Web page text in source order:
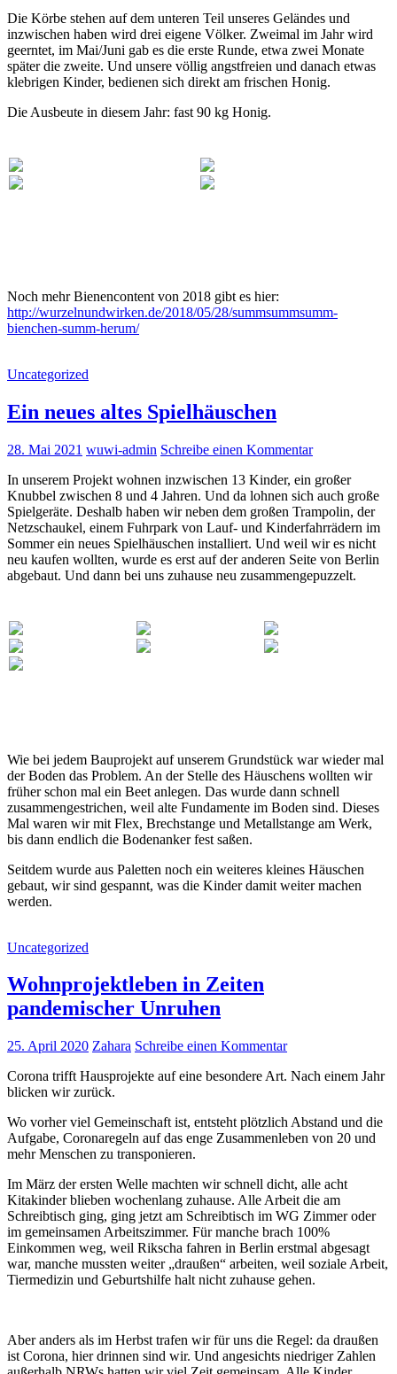
Die Körbe stehen auf dem unteren Teil unseres Geländes und
inzwischen haben wird drei eigene Völker. Zweimal im Jahr wird
geerntet, im Mai/Juni gab es die erste Runde, etwa zwei Monate
später die zweite. Und unsere völlig angstfreien und danach etwas
klebrigen Kinder, bedienen sich direkt am frischen Honig.
Die Ausbeute in diesem Jahr: fast 90 kg Honig.
Noch mehr Bienencontent von 2018 gibt es hier:
http://wurzelnundwirken.de/2018/05/28/summsummsumm-
bienchen-summ-herum/
Uncategorized
Ein neues altes Spielhäuschen
28. Mai 2021 wuwi-admin Schreibe einen Kommentar
In unserem Projekt wohnen inzwischen 13 Kinder, ein großer
Knubbel zwischen 8 und 4 Jahren. Und da lohnen sich auch große
Spielgeräte. Deshalb haben wir neben dem großen Trampolin, der
Netzschaukel, einem Fuhrpark von Lauf- und Kinderfahrrädern im
Sommer ein neues Spielhäuschen installiert. Und weil wir es nicht
neu kaufen wollten, wurde es erst auf der anderen Seite von Berlin
abgebaut. Und dann bei uns zuhause neu zusammengepuzzelt.
Wie bei jedem Bauprojekt auf unserem Grundstück war wieder mal
der Boden das Problem. An der Stelle des Häuschens wollten wir
früher schon mal ein Beet anlegen. Das wurde dann schnell
zusammengestrichen, weil alte Fundamente im Boden sind. Dieses
Mal waren wir mit Flex, Brechstange und Metallstange am Werk,
bis dann endlich die Bodenanker fest saßen.
Seitdem wurde aus Paletten noch ein weiteres kleines Häuschen
gebaut, wir sind gespannt, was die Kinder damit weiter machen
werden.
Uncategorized
Wohnprojektleben in Zeiten
pandemischer Unruhen
25. April 2020 Zahara Schreibe einen Kommentar
Corona trifft Hausprojekte auf eine besondere Art. Nach einem Jahr
blicken wir zurück.
Wo vorher viel Gemeinschaft ist, entsteht plötzlich Abstand und die
Aufgabe, Coronaregeln auf das enge Zusammenleben von 20 und
mehr Menschen zu transponieren.
Im März der ersten Welle machten wir schnell dicht, alle acht
Kitakinder blieben wochenlang zuhause. Alle Arbeit die am
Schreibtisch ging, ging jetzt am Schreibtisch im WG Zimmer oder
im gemeinsamen Arbeitszimmer. Für manche brach 100%
Einkommen weg, weil Rikscha fahren in Berlin erstmal abgesagt
war, manche mussten weiter „draußen“ arbeiten, weil soziale Arbeit,
Tiermedizin und Geburtshilfe halt nicht zuhause gehen.
Aber anders als im Herbst trafen wir für uns die Regel: da draußen
ist Corona, hier drinnen sind wir. Und angesichts niedriger Zahlen